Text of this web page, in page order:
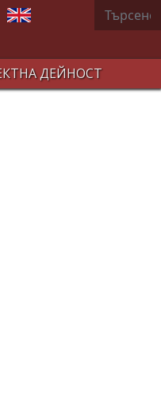
Изберете език Търсене
ДЕЙНОСТ